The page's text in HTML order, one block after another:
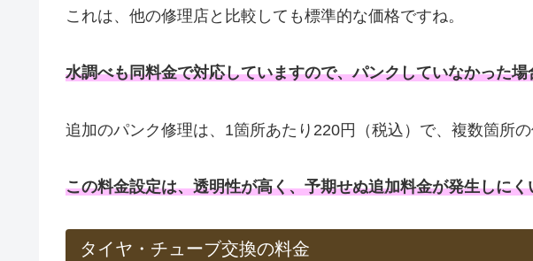
これは、他の修理店と比較しても標準的な価格ですね。
水調べも同料金で対応していますので、パンクしていなかった
追加のパンク修理は、1箇所あたり220円（税込）で、複数箇所の
この料金設定は、透明性が高く、予期せぬ追加料金が発生しに
タイヤ・チューブ交換の料金